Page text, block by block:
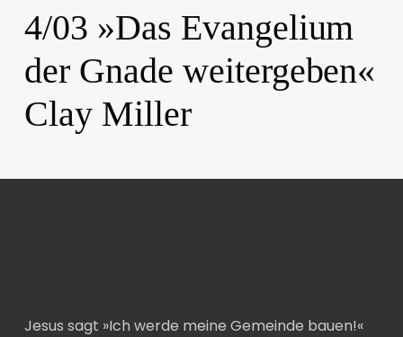
4/03 »Das Evangelium
der Gnade weitergeben«
Clay Miller
Jesus sagt »Ich werde meine Gemeinde bauen!«